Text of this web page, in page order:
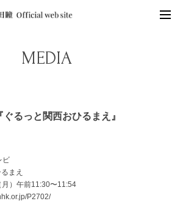
MEDIA
るっと関西おひるまえ』
ビ
まえ
）午前11:30〜11:54
P2702/